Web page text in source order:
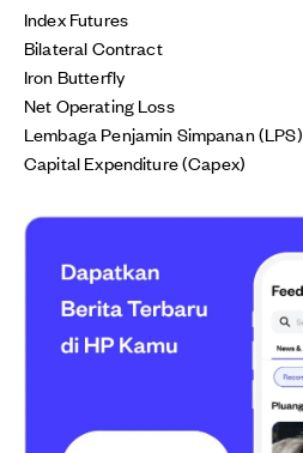
Index Futures
Bilateral Contract
Iron Butterfly
Net Operating Loss
Lembaga Penjamin Simpanan (LPS)
Capital Expenditure (Capex)